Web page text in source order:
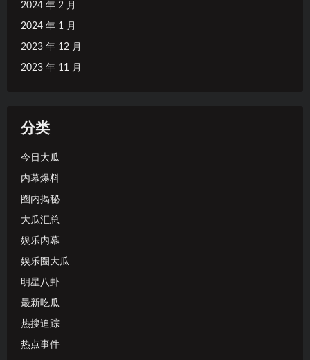
2024 年 2 月
2024 年 1 月
2023 年 12 月
2023 年 11 月
分类
今日大瓜
内幕爆料
圈内揭秘
大瓜汇总
娱乐内幕
娱乐圈大瓜
明星八卦
最新吃瓜
热搜追踪
热点事件